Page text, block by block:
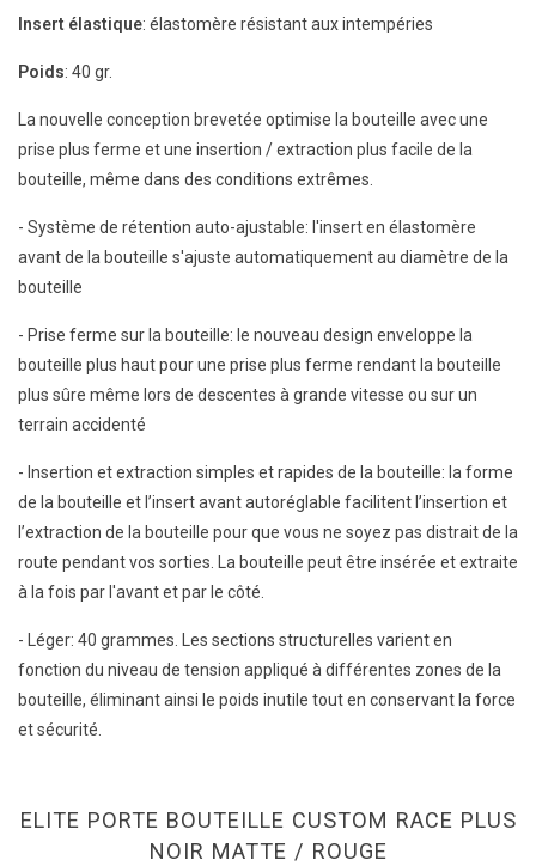
Insert élastique: élastomère résistant aux intempéries
Poids: 40 gr.
La nouvelle conception brevetée optimise la bouteille avec une
prise plus ferme et une insertion / extraction plus facile de la
bouteille, même dans des conditions extrêmes.
- Système de rétention auto-ajustable: l'insert en élastomère
avant de la bouteille s'ajuste automatiquement au diamètre de la
bouteille
- Prise ferme sur la bouteille: le nouveau design enveloppe la
bouteille plus haut pour une prise plus ferme rendant la bouteille
plus sûre même lors de descentes à grande vitesse ou sur un
terrain accidenté
- Insertion et extraction simples et rapides de la bouteille: la forme
de la bouteille et l’insert avant autoréglable facilitent l’insertion et
l’extraction de la bouteille pour que vous ne soyez pas distrait de la
route pendant vos sorties. La bouteille peut être insérée et extraite
à la fois par l'avant et par le côté.
- Léger: 40 grammes. Les sections structurelles varient en
fonction du niveau de tension appliqué à différentes zones de la
bouteille, éliminant ainsi le poids inutile tout en conservant la force
et sécurité.
ELITE PORTE BOUTEILLE CUSTOM RACE PLUS
NOIR MATTE / ROUGE